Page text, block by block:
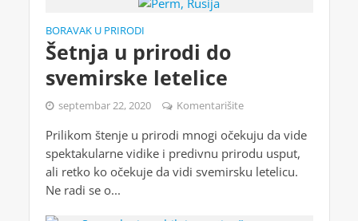
BORAVAK U PRIRODI
Šetnja u prirodi do
svemirske letelice
septembar 22, 2020 Komentarišite
Prilikom štenje u prirodi mnogi očekuju da vide
spektakularne vidike i predivnu prirodu usput,
ali retko ko očekuje da vidi svemirsku letelicu.
Ne radi se o...